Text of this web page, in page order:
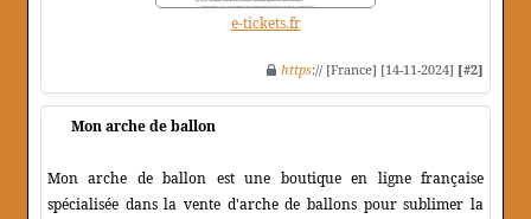
e-tickets.fr
https:// [France] [14-11-2024] [#2]
Mon arche de ballon
Mon arche de ballon est une boutique en ligne française
spécialisée dans la vente d'arche de ballons pour sublimer la